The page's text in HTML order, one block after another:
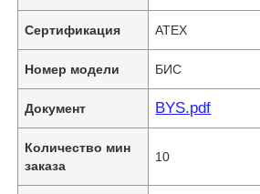
Сертификация ATEX
Номер модели БИС
Документ BYS.pdf
Количество мин
заказа
10